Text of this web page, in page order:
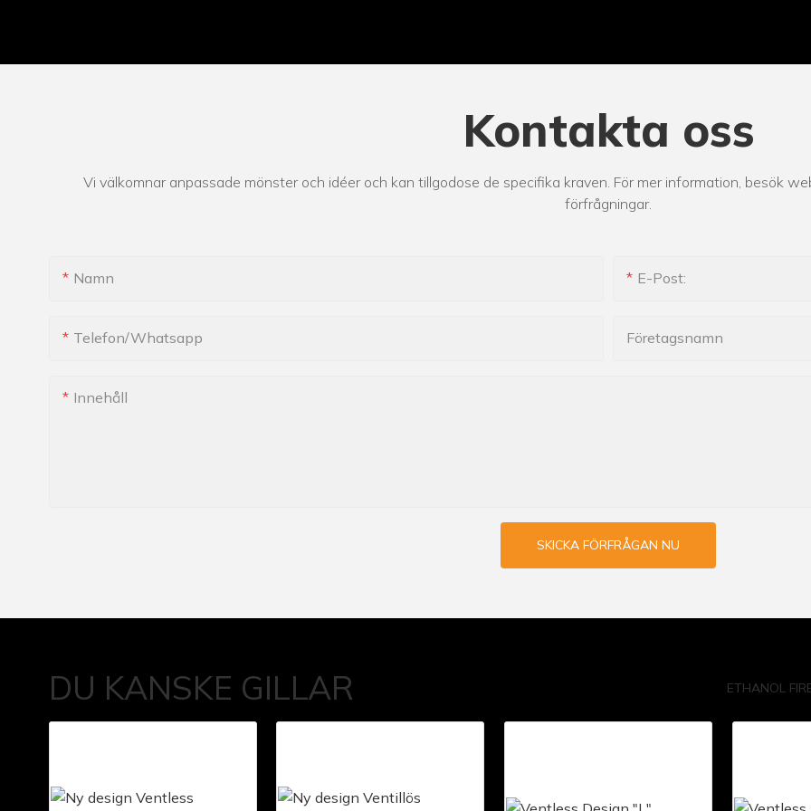
Kontakta oss
Vi välkomnar anpassade mönster och idéer och kan tillgodose de specifika kraven. För mer information, besök
förfrågningar.
Namn E-Post:
Telefon/whatsapp Företagsnamn
Innehåll
SKICKA FÖRFRÅGAN NU
DU KANSKE GILLAR ETHANOL